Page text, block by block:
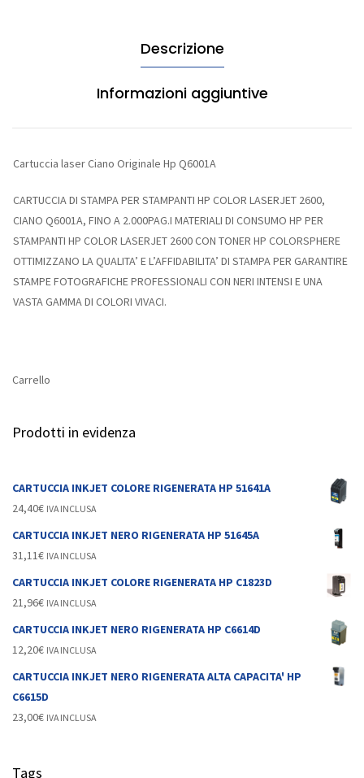
Descrizione
Informazioni aggiuntive
Cartuccia laser Ciano Originale Hp Q6001A
CARTUCCIA DI STAMPA PER STAMPANTI HP COLOR LASERJET 2600,
CIANO Q6001A, FINO A 2.000PAG.I MATERIALI DI CONSUMO HP PER
STAMPANTI HP COLOR LASERJET 2600 CON TONER HP COLORSPHERE
OTTIMIZZANO LA QUALITA’ E L’AFFIDABILITA’ DI STAMPA PER GARANTIRE
STAMPE FOTOGRAFICHE PROFESSIONALI CON NERI INTENSI E UNA
VASTA GAMMA DI COLORI VIVACI.
Carrello
Prodotti in evidenza
CARTUCCIA INKJET COLORE RIGENERATA HP 51641A
24,40€ IVA INCLUSA
CARTUCCIA INKJET NERO RIGENERATA HP 51645A
31,11€ IVA INCLUSA
CARTUCCIA INKJET COLORE RIGENERATA HP C1823D
21,96€ IVA INCLUSA
CARTUCCIA INKJET NERO RIGENERATA HP C6614D
12,20€ IVA INCLUSA
CARTUCCIA INKJET NERO RIGENERATA ALTA CAPACITA' HP
C6615D
23,00€ IVA INCLUSA
Tags